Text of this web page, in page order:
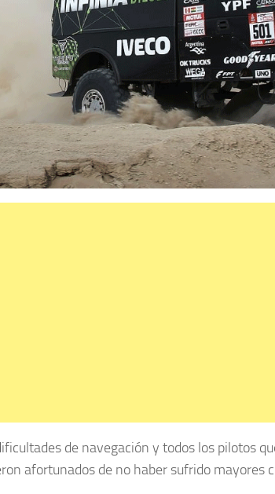
de navegación y todos los pilotos
afortunados de no haber sufrido mayores